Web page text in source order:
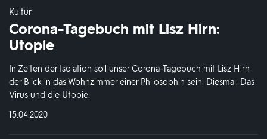
Kultur
Corona-Tagebuch mit Lisz Hirn:
Utopie
In Zeiten der Isolation soll unser Corona-Tagebuch mit Lisz Hirn
der Blick in das Wohnzimmer einer Philosophin sein. Diesmal: Das
Virus und die Utopie.
DATUM:
15.04.2020